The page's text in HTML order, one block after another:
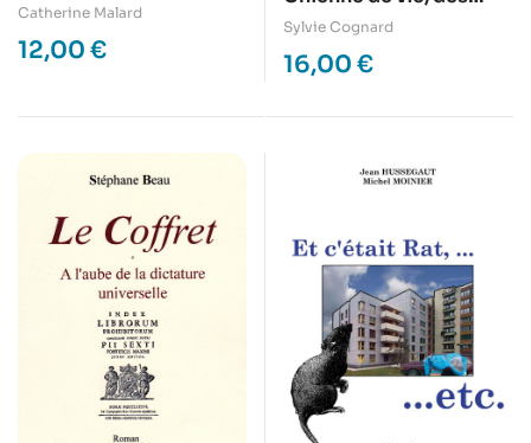
Catherine Malard
12,00 €
nouvelles du toubib de
cité
Sylvie Cognard
16,00 €